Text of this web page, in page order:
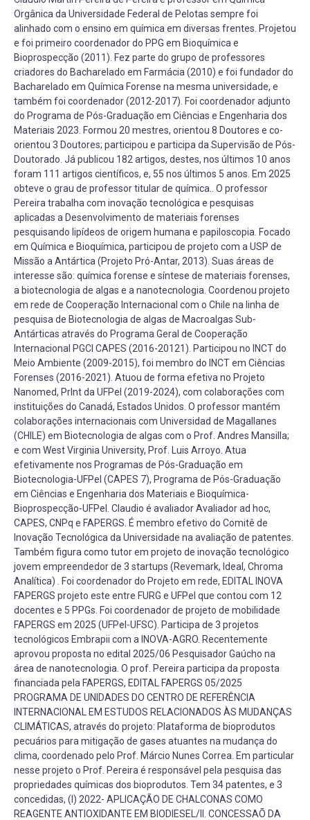
Orgânica da Universidade Federal de Pelotas sempre foi
alinhado com o ensino em química em diversas frentes. Projetou
e foi primeiro coordenador do PPG em Bioquímica e
Bioprospecção (2011). Fez parte do grupo de professores
criadores do Bacharelado em Farmácia (2010) e foi fundador do
Bacharelado em Química Forense na mesma universidade, e
também foi coordenador (2012-2017). Foi coordenador adjunto
do Programa de Pós-Graduação em Ciências e Engenharia dos
Materiais 2023. Formou 20 mestres, orientou 8 Doutores e co-
orientou 3 Doutores; participou e participa da Supervisão de Pós-
Doutorado. Já publicou 182 artigos, destes, nos últimos 10 anos
foram 111 artigos científicos, e, 55 nos últimos 5 anos. Em 2025
obteve o grau de professor titular de química.. O professor
Pereira trabalha com inovação tecnológica e pesquisas
aplicadas a Desenvolvimento de materiais forenses
pesquisando lipídeos de origem humana e papiloscopia. Focado
em Química e Bioquímica, participou de projeto com a USP de
Missão a Antártica (Projeto Pró-Antar, 2013). Suas áreas de
interesse são: química forense e síntese de materiais forenses,
a biotecnologia de algas e a nanotecnologia. Coordenou projeto
em rede de Cooperação Internacional com o Chile na linha de
pesquisa de Biotecnologia de algas de Macroalgas Sub-
Antárticas através do Programa Geral de Cooperação
Internacional PGCI CAPES (2016-20121). Participou no INCT do
Meio Ambiente (2009-2015), foi membro do INCT em Ciências
Forenses (2016-2021). Atuou de forma efetiva no Projeto
Nanomed, PrInt da UFPel (2019-2024), com colaborações com
instituições do Canadá, Estados Unidos. O professor mantém
colaborações internacionais com Universidad de Magallanes
(CHILE) em Biotecnologia de algas com o Prof. Andres Mansilla;
e com West Virginia University, Prof. Luis Arroyo. Atua
efetivamente nos Programas de Pós-Graduação em
Biotecnologia-UFPel (CAPES 7), Programa de Pós-Graduação
em Ciências e Engenharia dos Materiais e Bioquímica-
Bioprospecção-UFPel. Claudio é avaliador Avaliador ad hoc,
CAPES, CNPq e FAPERGS. É membro efetivo do Comitê de
Inovação Tecnológica da Universidade na avaliação de patentes.
Também figura como tutor em projeto de inovação tecnológico
jovem empreendedor de 3 startups (Revemark, Ideal, Chroma
Analítica) . Foi coordenador do Projeto em rede, EDITAL INOVA
FAPERGS projeto este entre FURG e UFPel que contou com 12
docentes e 5 PPGs. Foi coordenador de projeto de mobilidade
FAPERGS em 2025 (UFPel-UFSC). Participa de 3 projetos
tecnológicos Embrapii com a INOVA-AGRO. Recentemente
aprovou proposta no edital 2025/06 Pesquisador Gaúcho na
área de nanotecnologia. O prof. Pereira participa da proposta
financiada pela FAPERGS, EDITAL FAPERGS 05/2025
PROGRAMA DE UNIDADES DO CENTRO DE REFERÊNCIA
INTERNACIONAL EM ESTUDOS RELACIONADOS ÀS MUDANÇAS
CLIMÁTICAS, através do projeto: Plataforma de bioprodutos
pecuários para mitigação de gases atuantes na mudança do
clima, coordenado pelo Prof. Márcio Nunes Correa. Em particular
nesse projeto o Prof. Pereira é responsável pela pesquisa das
propriedades químicas dos bioprodutos. Tem 34 patentes, e 3
concedidas, (I) 2022- APLICAÇÃO DE CHALCONAS COMO
REAGENTE ANTIOXIDANTE EM BIODIESEL/II. CONCESSAÕ DA